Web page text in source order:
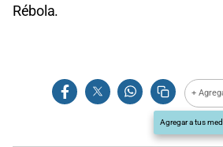
Rébola.
+
Agregar a tus